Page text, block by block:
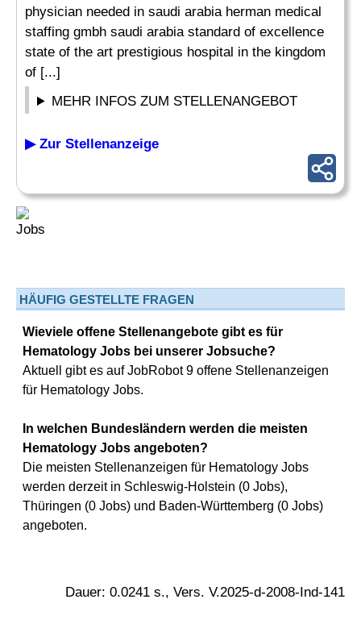
physician needed in saudi arabia herman medical
staffing gmbh saudi arabia standard of excellence
state of the art prestigious hospital in the kingdom
of [...]
MEHR INFOS ZUM STELLENANGEBOT
▶ Zur Stellenanzeige
HÄUFIG GESTELLTE FRAGEN
Wieviele offene Stellenangebote gibt es für
Hematology Jobs bei unserer Jobsuche?
Aktuell gibt es auf JobRobot 9 offene Stellenanzeigen
für Hematology Jobs.
In welchen Bundesländern werden die meisten
Hematology Jobs angeboten?
Die meisten Stellenanzeigen für Hematology Jobs
werden derzeit in Schleswig-Holstein (0 Jobs),
Thüringen (0 Jobs) und Baden-Württemberg (0 Jobs)
angeboten.
Dauer: 0.0241 s., Vers. V.2025-d-2008-Ind-141